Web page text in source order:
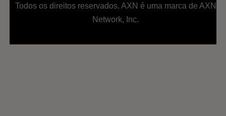
Todos os direitos reservados. AXN é uma marca de AXN
Network, Inc.